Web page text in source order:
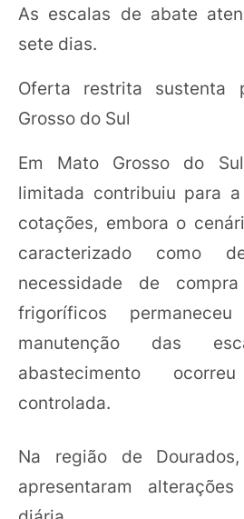
As escalas de abate
sete dias.
Oferta restrita sustenta
Grosso do Sul
Em Mato Grosso do
limitada contribuiu para
cotações, embora o
caracterizado como
necessidade de
frigoríficos
manutenção das
abastecimento
controlada.
Na região de
apresentaram